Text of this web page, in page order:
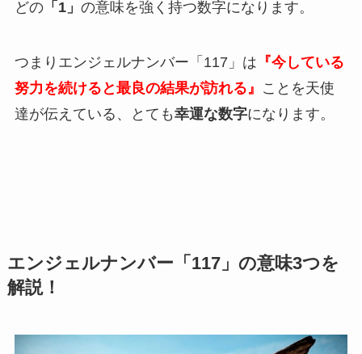
どの「1」 の意味を強く持つ数字になります。
つまりエンジェルナンバー「117」は 『今している
努力を続けると最良の結果が訪れる』 ことを天使
達が伝えている、とても幸運な数字になります。
エンジェルナンバー「117」の意味3つを
解説！